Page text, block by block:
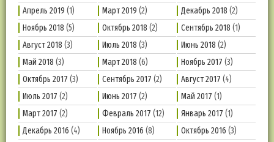
Апрель 2019 (1) Март 2019 (2) Декабрь 2018 (2)
Ноябрь 2018 (5) Октябрь 2018 (2) Сентябрь 2018 (1)
Август 2018 (3) Июль 2018 (3) Июнь 2018 (2)
Май 2018 (3) Март 2018 (6) Ноябрь 2017 (3)
Октябрь 2017 (3) Сентябрь 2017 (2) Август 2017 (4)
Июль 2017 (2) Июнь 2017 (2) Май 2017 (1)
Март 2017 (2) Февраль 2017 (12) Январь 2017 (1)
Декабрь 2016 (4) Ноябрь 2016 (8) Октябрь 2016 (3)